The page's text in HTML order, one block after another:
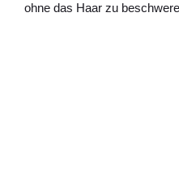
ohne das Haar zu